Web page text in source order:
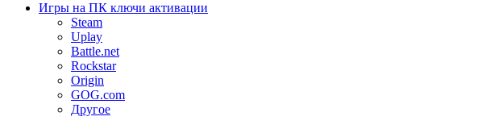
Игры на ПК ключи активации
Steam
Uplay
Battle.net
Rockstar
Origin
GOG.com
Другое